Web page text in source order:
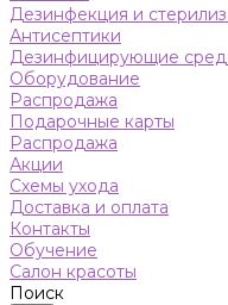
Дезинфекция и
Антисептики
Дезинфицирующие
Оборудование
Распродажа
Подарочные карты
Распродажа
Акции
Схемы ухода
Доставка и оплата
Контакты
Обучение
Салон красоты
Поиск